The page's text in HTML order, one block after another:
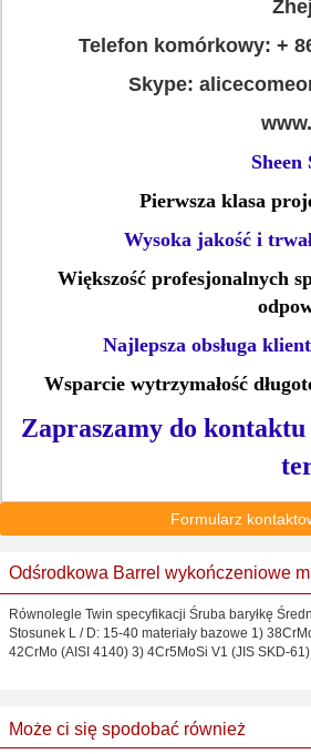
Telefon komórkowy: +
Skype:
Pierwsza klasa
Wysoka jakość i
Większość profesjonalnych
Najlepsza obsługa
Wsparcie wytrzymałość
Zapraszamy do
Formularz
Odśrodkowa Barrel wykończeniowe
Równolegle Twin specyfikacji Śruba baryłkę
Stosunek L / D: 15-40 materiały bazowe 1)
42CrMo (AISI 4140) 3) 4Cr5MoSi V1 (JIS SKD-
Może ci się spodobać również